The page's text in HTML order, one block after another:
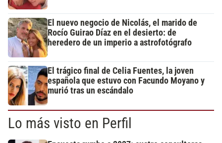
El nuevo negocio de Nicolás, el marido de
Rocío Guirao Díaz en el desierto: de
heredero de un imperio a astrofotógrafo
El trágico final de Celia Fuentes, la joven
española que estuvo con Facundo Moyano y
murió tras un escándalo
Lo más visto en Perfil